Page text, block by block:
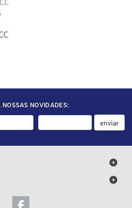
NOSSAS NOVIDADES:
enviar